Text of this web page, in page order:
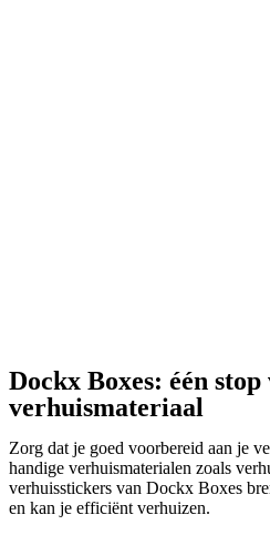
Dockx Boxes: één
verhuismateriaal
Zorg dat je goed voorbereid aan je
handige verhuismaterialen zoals
verhuisstickers van Dockx Boxes
en kan je efficiënt verhuizen.